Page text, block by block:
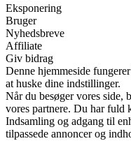
Eksponering
Bruger
Nyhedsbreve
Affiliate
Giv bidrag
Denne hjemmeside
at huske dine indstillinger.
Når du besøger vores side,
vores partnere. Du har fuld
Indsamling og adgang til
tilpassede annoncer og